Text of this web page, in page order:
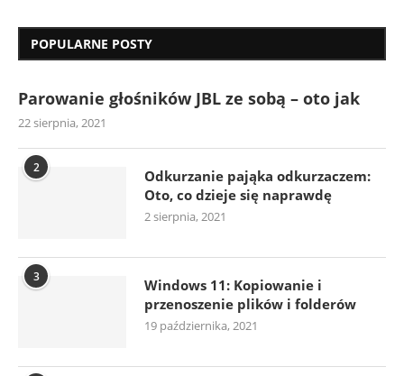
POPULARNE POSTY
Parowanie głośników JBL ze sobą – oto jak
22 sierpnia, 2021
2
Odkurzanie pająka odkurzaczem:
Oto, co dzieje się naprawdę
2 sierpnia, 2021
3
Windows 11: Kopiowanie i
przenoszenie plików i folderów
19 października, 2021